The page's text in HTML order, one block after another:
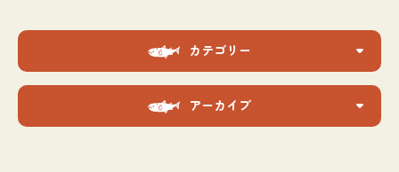
カテゴリー
アーカイブ